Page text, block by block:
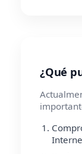
¿Qué